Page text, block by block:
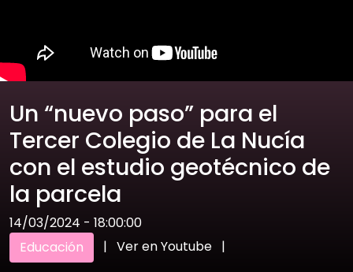
Un “nuevo paso” para el
Tercer Colegio de La Nucía
con el estudio geotécnico de
la parcela
14/03/2024 - 18:00:00
Educación
| Ver en Youtube |